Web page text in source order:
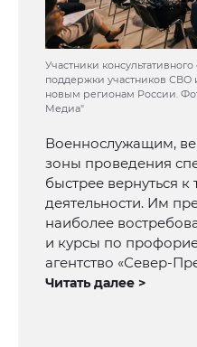
Участники
поддержки участников СВО
новым регионам России.
Медиа"
Военнослужащим,
зоны проведения
быстрее вернуться к
деятельности. Им
наиболее
и курсы по
агентство «Север-
Читать далее >